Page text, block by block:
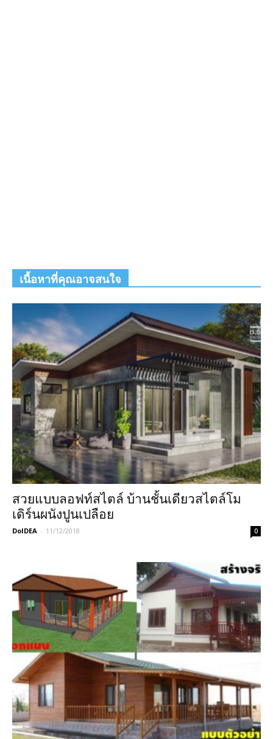
เนื้อหาที่คุณอาจสนใจ
สวยแบบลอฟท์สไตล์ บ้านชั้นเดียวสไตล์โม
เดิร์นผนังปูนเปลือย
DoIDEA - 11/12/2018 0